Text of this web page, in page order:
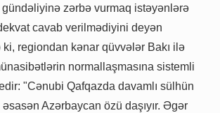
zərbə vurmaq istəyənlərə
cavab verilmədiyini deyən
regiondan kənar qüvvələr Bakı ilə
normallaşmasına sistemli
"Cənubi Qafqazda davamlı sülhün
Azərbaycan özü daşıyır. Əgər